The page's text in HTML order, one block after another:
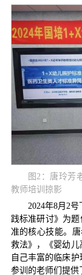
图2：唐玲芳
教师培训掠影
2024年8月2
践标准研讨》为
准的核心技能。
救法》，《婴幼
自己丰富的临床
参训的老师们提供